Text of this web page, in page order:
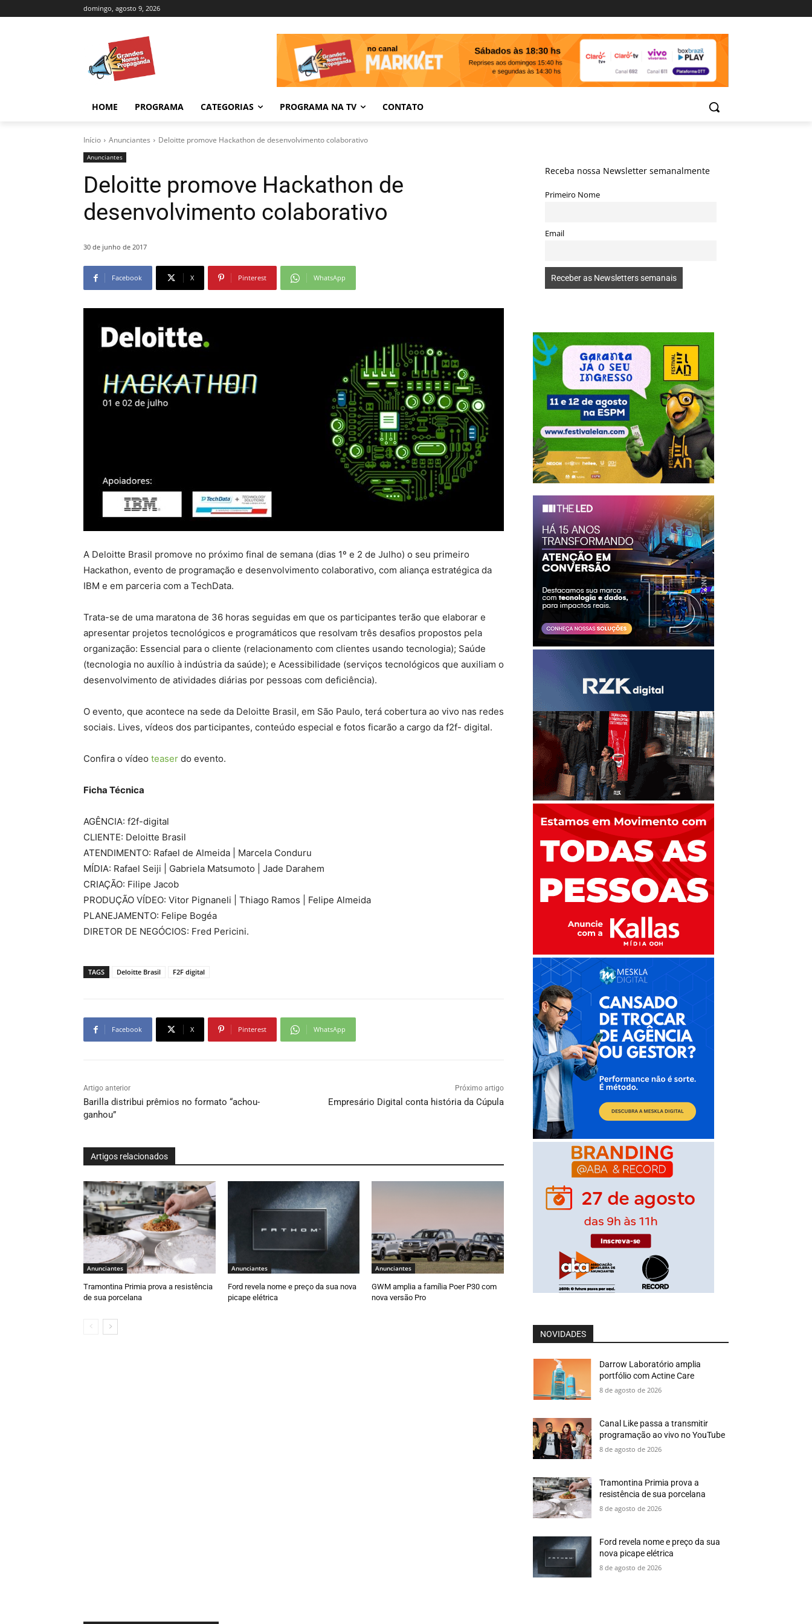
domingo, agosto 9, 2026
HOME PROGRAMA CATEGORIAS PROGRAMA NA TV CONTATO
Início Anunciantes Deloitte promove Hackathon de desenvolvimento colaborativo
Anunciantes
Deloitte promove Hackathon de
desenvolvimento colaborativo
30 de junho de 2017
Facebook X Pinterest WhatsApp
A Deloitte Brasil promove no próximo final de semana (dias 1º e 2 de Julho) o seu primeiro
Hackathon, evento de programação e desenvolvimento colaborativo, com aliança estratégica da
IBM e em parceria com a TechData.
Trata-se de uma maratona de 36 horas seguidas em que os participantes terão que elaborar e
apresentar projetos tecnológicos e programáticos que resolvam três desafios propostos pela
organização: Essencial para o cliente (relacionamento com clientes usando tecnologia); Saúde
(tecnologia no auxílio à indústria da saúde); e Acessibilidade (serviços tecnológicos que auxiliam o
desenvolvimento de atividades diárias por pessoas com deficiência).
O evento, que acontece na sede da Deloitte Brasil, em São Paulo, terá cobertura ao vivo nas redes
sociais. Lives, vídeos dos participantes, conteúdo especial e fotos ficarão a cargo da f2f- digital.
Confira o vídeo teaser do evento.
Ficha Técnica
AGÊNCIA: f2f-digital
CLIENTE: Deloitte Brasil
ATENDIMENTO: Rafael de Almeida | Marcela Conduru
MÍDIA: Rafael Seiji | Gabriela Matsumoto | Jade Darahem
CRIAÇÃO: Filipe Jacob
PRODUÇÃO VÍDEO: Vitor Pignaneli | Thiago Ramos | Felipe Almeida
PLANEJAMENTO: Felipe Bogéa
DIRETOR DE NEGÓCIOS: Fred Pericini.
TAGS Deloitte Brasil F2F digital
Facebook X Pinterest WhatsApp
Artigo anterior
Barilla distribui prêmios no formato “achou-
ganhou”
Próximo artigo
Empresário Digital conta história da Cúpula
Artigos relacionados
Anunciantes
Tramontina Primia prova a resistência
de sua porcelana
Anunciantes
Ford revela nome e preço da sua nova
picape elétrica
Anunciantes
GWM amplia a família Poer P30 com
nova versão Pro
Receba nossa Newsletter semanalmente
Primeiro Nome
Email
NOVIDADES
Darrow Laboratório amplia
portfólio com Actine Care
8 de agosto de 2026
Canal Like passa a transmitir
programação ao vivo no YouTube
8 de agosto de 2026
Tramontina Primia prova a
resistência de sua porcelana
8 de agosto de 2026
Ford revela nome e preço da sua
nova picape elétrica
8 de agosto de 2026